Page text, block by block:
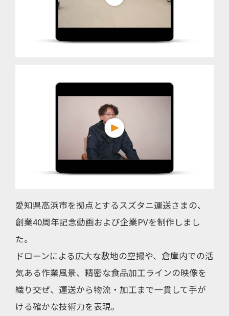
愛知県高浜市を拠点とするスズタニ運送さまの、
創業40周年記念動画および企業PVを制作しまし
た。
ドローンによる広大な敷地の空撮や、倉庫内での活
気ある作業風景、精密な食品加工ラインの映像を
織り交ぜ、運送から物流・加工まで一貫して手が
ける確かな技術力を表現。